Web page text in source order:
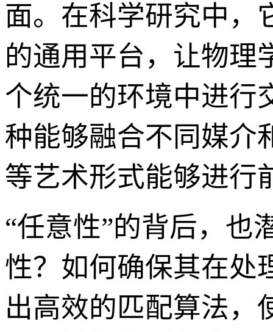
面。在科学研究中，
的通用平台，让物理
个统一的环境中进行
种能够融合不同媒介
等艺术形式能够进行
“任意性”的背后，也
性？如何确保其在处
出高效的匹配算法，